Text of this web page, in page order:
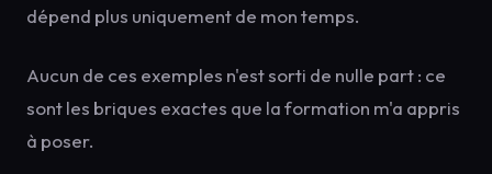
dépend plus uniquement de mon temps.
Aucun de ces exemples n'est sorti de nulle part : ce
sont les briques exactes que la formation m'a appris
à poser.